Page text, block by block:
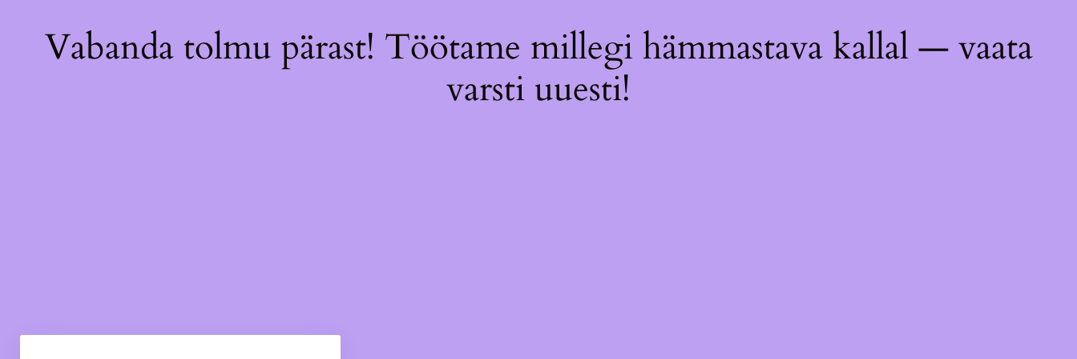
Vabanda tolmu pärast! Töötame millegi hämmastava kallal — vaata
varsti uuesti!